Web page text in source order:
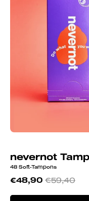
nevernot
48 Soft-Tampons
€48,90 €59,40